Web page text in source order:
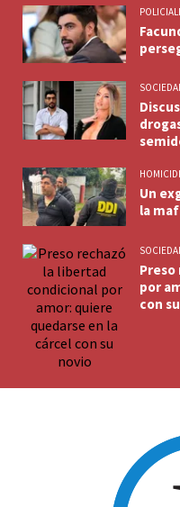
Un
la
por
con